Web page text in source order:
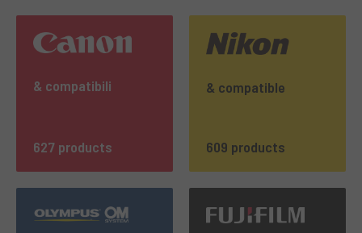
& compatibili
627 products
& compatible
609 products